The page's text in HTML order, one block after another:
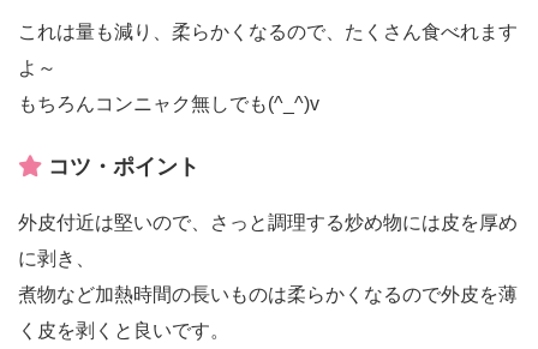
これは量も減り、柔らかくなるので、たくさん食べれます
よ～
もちろんコンニャク無しでも(^_^)v
コツ・ポイント
外皮付近は堅いので、さっと調理する炒め物には皮を厚め
に剥き、
煮物など加熱時間の長いものは柔らかくなるので外皮を薄
く皮を剥くと良いです。